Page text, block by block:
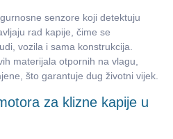
senzore koji detektuju
rad kapije, čime se
vozila i sama konstrukcija.
materijala otpornih na vlagu,
što garantuje dug životni vijek.
za klizne kapije u